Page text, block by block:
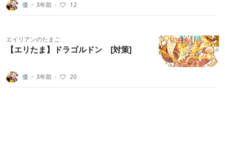
優 ・ 3年前 ・ 12
エイリアンのたまご
【エリたま】ドラゴルドン [対策]
優 ・ 3年前 ・ 20